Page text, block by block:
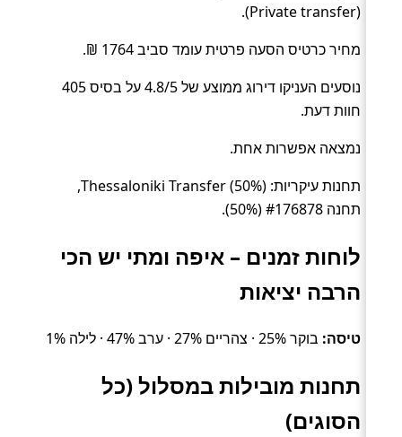
(Private transfer).
מחיר כרטיס הסעה פרטית עומד סביב 1764 ₪.
נוסעים העניקו דירוג ממוצע של 4.8/5 על בסיס 405
חוות דעת.
נמצאה אפשרות אחת.
תחנות עיקריות: Thessaloniki Transfer (50%),
תחנה #176878 (50%).
לוחות זמנים – איפה ומתי יש הכי
הרבה יציאות
טיסה: בוקר 25% · צהריים 27% · ערב 47% · לילה 1%
תחנות מובילות במסלול (כל
הסוגים)